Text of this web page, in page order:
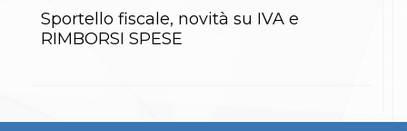
Lotta
La disciplina
Karate
Sportello fiscale, novità su IVA e
RIMBORSI SPESE